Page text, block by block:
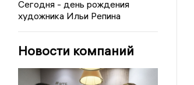
Сегодня - день рождения
художника Ильи Репина
Новости компаний